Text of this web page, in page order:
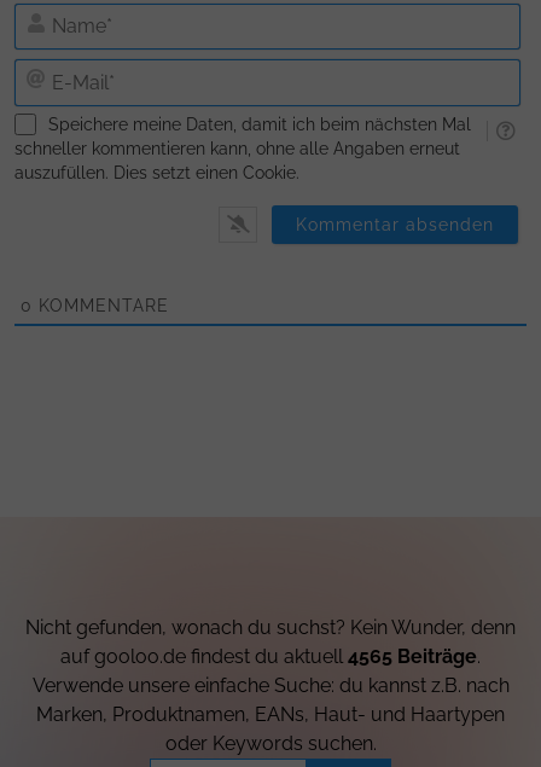
Speichere meine Daten, damit ich beim nächsten Mal
schneller kommentieren kann, ohne alle Angaben erneut
auszufüllen. Dies setzt einen Cookie.
0 KOMMENTARE
Nicht gefunden, wonach du suchst? Kein Wunder, denn
auf gooloo.de findest du aktuell 4565 Beiträge.
Verwende unsere einfache Suche: du kannst z.B. nach
Marken, Produktnamen, EANs, Haut- und Haartypen
oder Keywords suchen.